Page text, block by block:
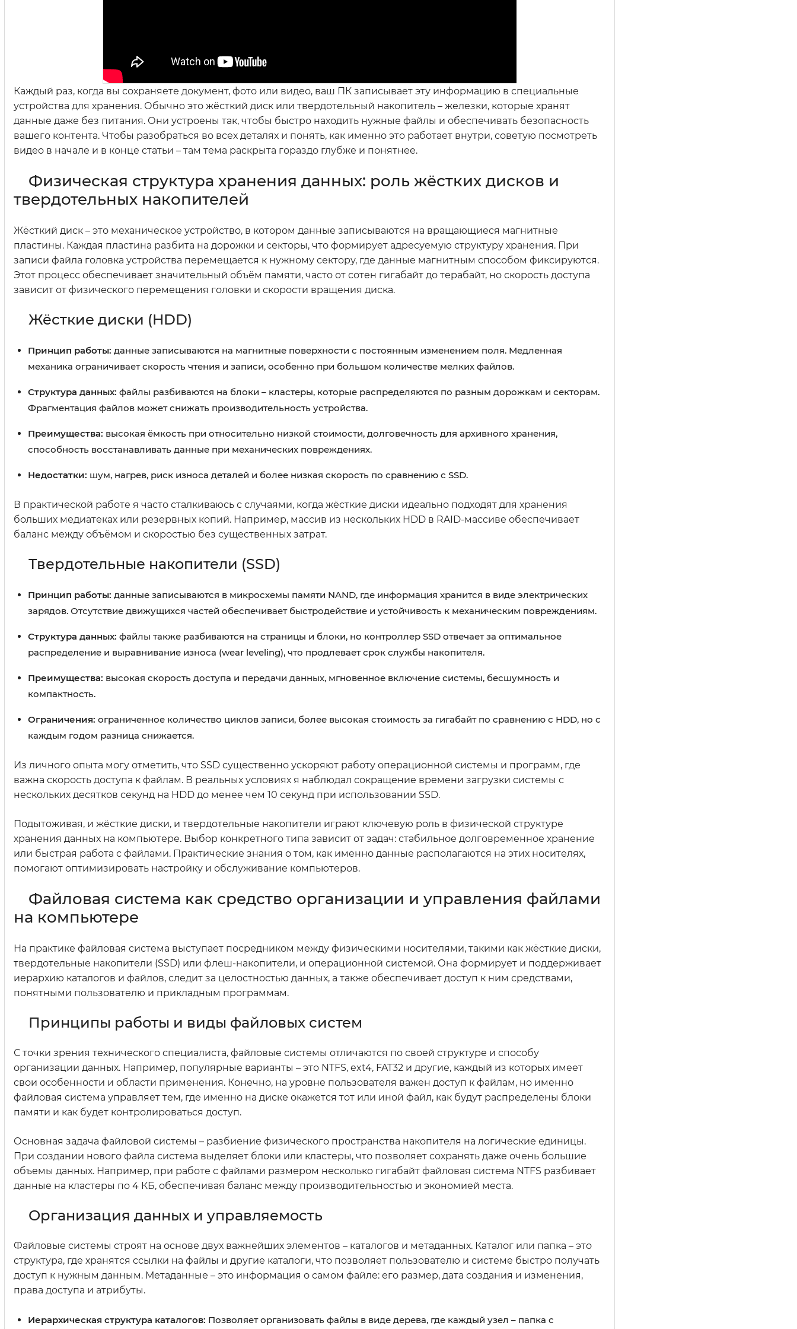
Каждый раз, когда вы сохраняете документ, фото или видео, ваш ПК записывает эту информацию в специальные
устройства для хранения. Обычно это жёсткий диск или твердотельный накопитель – железки, которые хранят
данные даже без питания. Они устроены так, чтобы быстро находить нужные файлы и обеспечивать безопасность
вашего контента. Чтобы разобраться во всех деталях и понять, как именно это работает внутри, советую посмотреть
видео в начале и в конце статьи – там тема раскрыта гораздо глубже и понятнее.
Физическая структура хранения данных: роль жёстких дисков и
твердотельных накопителей
Жёсткий диск – это механическое устройство, в котором данные записываются на вращающиеся магнитные
пластины. Каждая пластина разбита на дорожки и секторы, что формирует адресуемую структуру хранения. При
записи файла головка устройства перемещается к нужному сектору, где данные магнитным способом фиксируются.
Этот процесс обеспечивает значительный объём памяти, часто от сотен гигабайт до терабайт, но скорость доступа
зависит от физического перемещения головки и скорости вращения диска.
Жёсткие диски (HDD)
Принцип работы: данные записываются на магнитные поверхности с постоянным изменением поля. Медленная
механика ограничивает скорость чтения и записи, особенно при большом количестве мелких файлов.
Структура данных: файлы разбиваются на блоки – кластеры, которые распределяются по разным дорожкам и секторам.
Фрагментация файлов может снижать производительность устройства.
Преимущества: высокая ёмкость при относительно низкой стоимости, долговечность для архивного хранения,
способность восстанавливать данные при механических повреждениях.
Недостатки: шум, нагрев, риск износа деталей и более низкая скорость по сравнению с SSD.
В практической работе я часто сталкиваюсь с случаями, когда жёсткие диски идеально подходят для хранения
больших медиатеках или резервных копий. Например, массив из нескольких HDD в RAID-массиве обеспечивает
баланс между объёмом и скоростью без существенных затрат.
Твердотельные накопители (SSD)
Принцип работы: данные записываются в микросхемы памяти NAND, где информация хранится в виде электрических
зарядов. Отсутствие движущихся частей обеспечивает быстродействие и устойчивость к механическим повреждениям.
Структура данных: файлы также разбиваются на страницы и блоки, но контроллер SSD отвечает за оптимальное
распределение и выравнивание износа (wear leveling), что продлевает срок службы накопителя.
Преимущества: высокая скорость доступа и передачи данных, мгновенное включение системы, бесшумность и
компактность.
Ограничения: ограниченное количество циклов записи, более высокая стоимость за гигабайт по сравнению с HDD, но с
каждым годом разница снижается.
Из личного опыта могу отметить, что SSD существенно ускоряют работу операционной системы и программ, где
важна скорость доступа к файлам. В реальных условиях я наблюдал сокращение времени загрузки системы с
нескольких десятков секунд на HDD до менее чем 10 секунд при использовании SSD.
Подытоживая, и жёсткие диски, и твердотельные накопители играют ключевую роль в физической структуре
хранения данных на компьютере. Выбор конкретного типа зависит от задач: стабильное долговременное хранение
или быстрая работа с файлами. Практические знания о том, как именно данные располагаются на этих носителях,
помогают оптимизировать настройку и обслуживание компьютеров.
Файловая система как средство организации и управления файлами
на компьютере
На практике файловая система выступает посредником между физическими носителями, такими как жёсткие диски,
твердотельные накопители (SSD) или флеш-накопители, и операционной системой. Она формирует и поддерживает
иерархию каталогов и файлов, следит за целостностью данных, а также обеспечивает доступ к ним средствами,
понятными пользователю и прикладным программам.
Принципы работы и виды файловых систем
С точки зрения технического специалиста, файловые системы отличаются по своей структуре и способу
организации данных. Например, популярные варианты – это NTFS, ext4, FAT32 и другие, каждый из которых имеет
свои особенности и области применения. Конечно, на уровне пользователя важен доступ к файлам, но именно
файловая система управляет тем, где именно на диске окажется тот или иной файл, как будут распределены блоки
памяти и как будет контролироваться доступ.
Основная задача файловой системы – разбиение физического пространства накопителя на логические единицы.
При создании нового файла система выделяет блоки или кластеры, что позволяет сохранять даже очень большие
объемы данных. Например, при работе с файлами размером несколько гигабайт файловая система NTFS разбивает
данные на кластеры по 4 КБ, обеспечивая баланс между производительностью и экономией места.
Организация данных и управляемость
Файловые системы строят на основе двух важнейших элементов – каталогов и метаданных. Каталог или папка – это
структура, где хранятся ссылки на файлы и другие каталоги, что позволяет пользователю и системе быстро получать
доступ к нужным данным. Метаданные – это информация о самом файле: его размер, дата создания и изменения,
права доступа и атрибуты.
Иерархическая структура каталогов: Позволяет организовать файлы в виде дерева, где каждый узел – папка с